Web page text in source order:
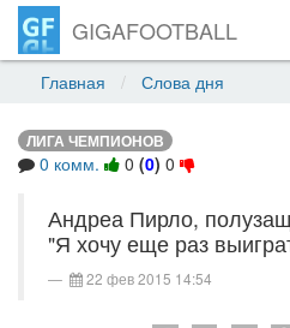
GIGAFOOTBALL
Главная Слова дня
ЛИГА ЧЕМПИОНОВ
0 комм. 0 (0) 0
Андреа Пирло,
"Я хочу еще раз
22 фев 2015 14:54